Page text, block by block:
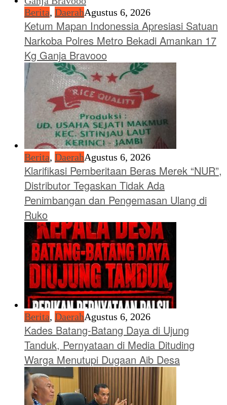
Berita, DaerahAgustus 6, 2026
Ketum Mapan Indonessia Apresiasi Satuan
Narkoba Polres Metro Bekadi Amankan 17
Kg Ganja Bravooo
Berita, DaerahAgustus 6, 2026
Klarifikasi Pemberitaan Beras Merek “NUR”,
Distributor Tegaskan Tidak Ada
Penimbangan dan Pengemasan Ulang di
Ruko
Berita, DaerahAgustus 6, 2026
Kades Batang-Batang Daya di Ujung
Tanduk, Pernyataan di Media Dituding
Warga Menutupi Dugaan Aib Desa